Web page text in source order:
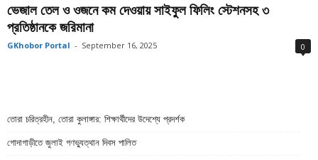
ভেজাল তেল ও ওজনে কম দেওয়ায় সাইফুল ফিলিং স্টেশনসহ ৩
প্রতিষ্ঠানকে জরিমানা
GKhobor Portal - September 16, 2025 0
তোরা চরিত্রহীন, তোরা কুলাঙ্গার: শিক্ষার্থীদের উদেশ্যে প্রদর্শক
গোদাগাড়ীতে জুলাই গণভ্যুত্থান দিবস পালিত